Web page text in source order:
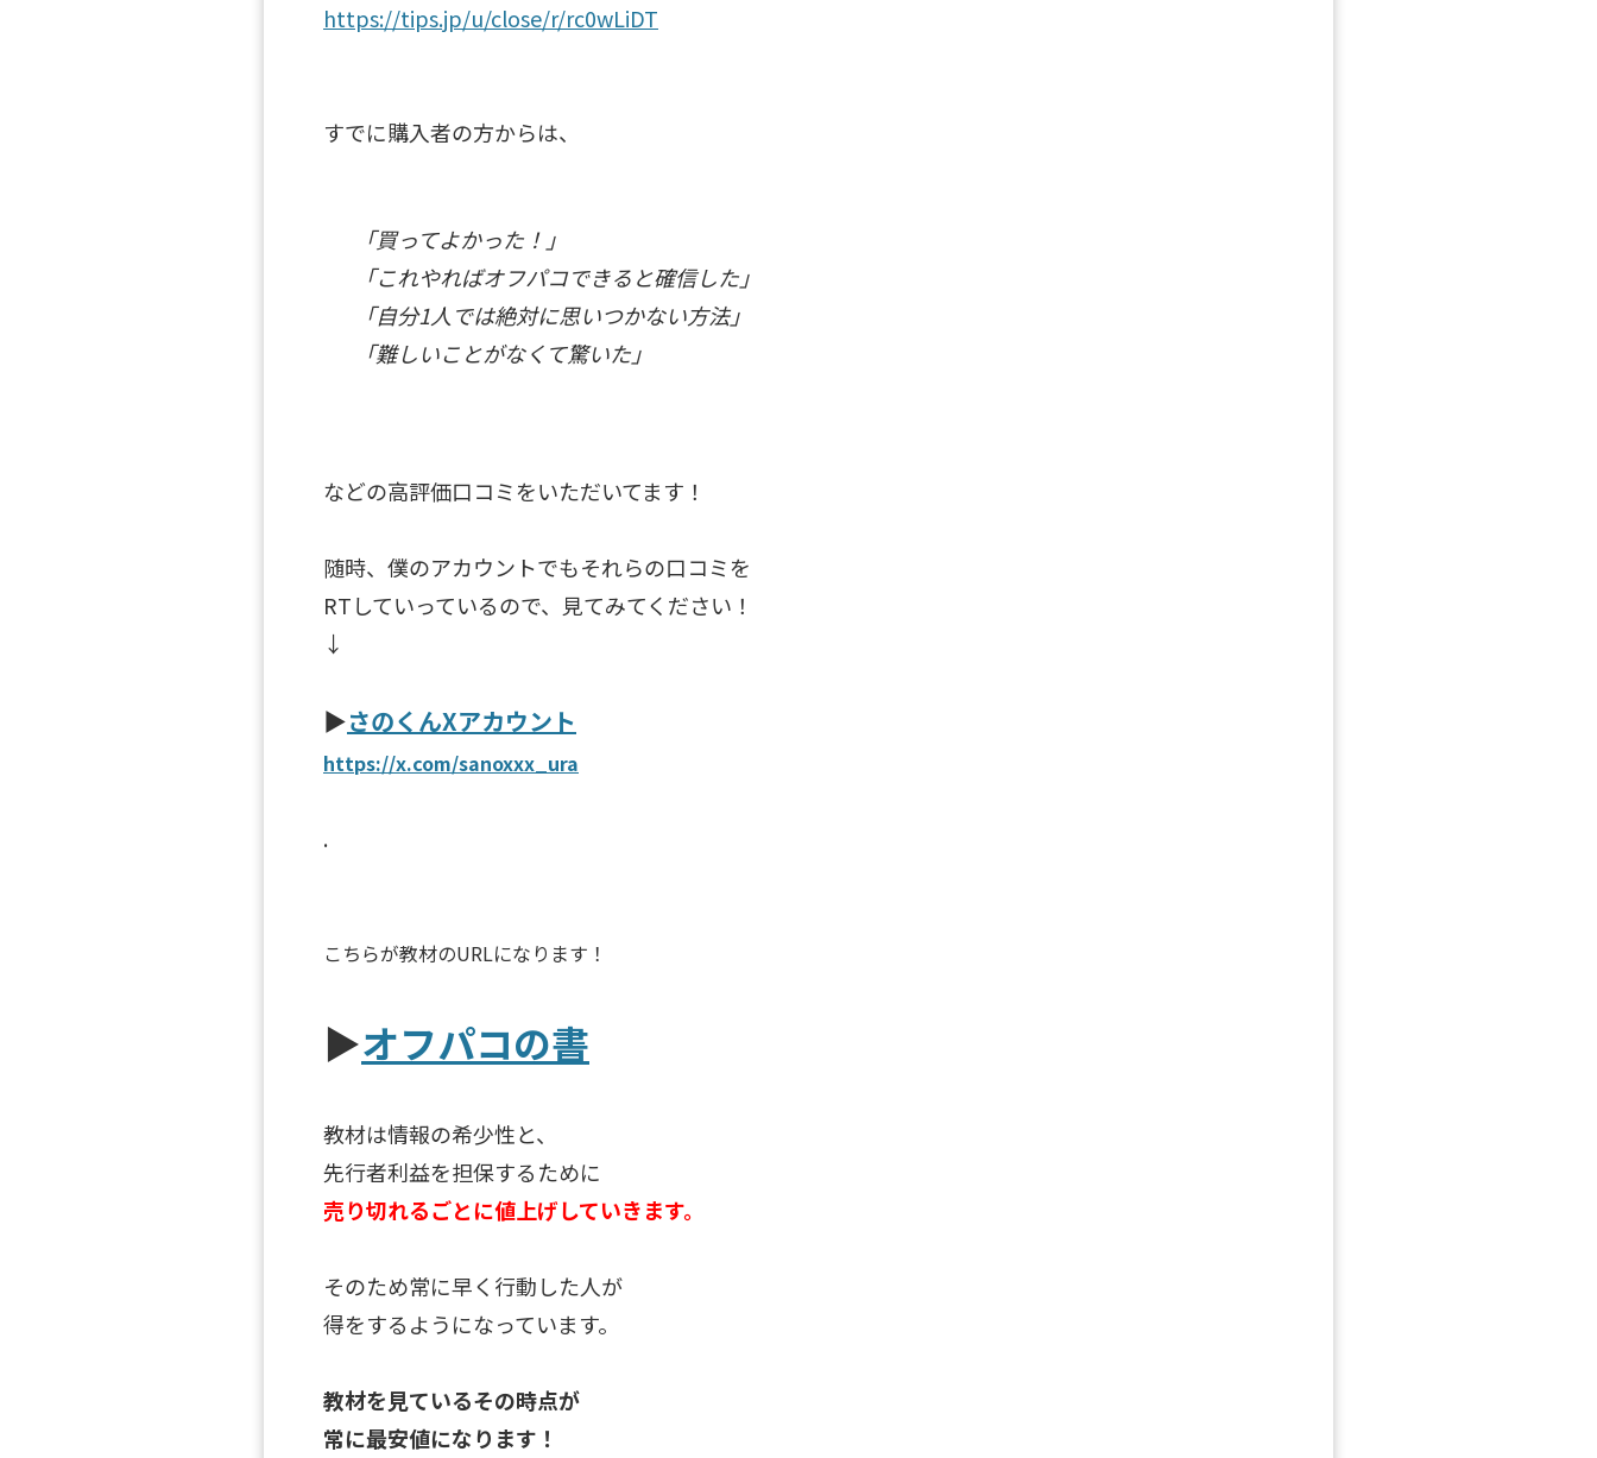
https://tips.jp/u/close/r/rc0wLiDT
すでに購入者の方からは、
「買ってよかった！」
「これやればオフパコできると確信した」
「自分1人では絶対に思いつかない方法」
「難しいことがなくて驚いた」
などの高評価口コミをいただいてます！
随時、僕のアカウントでもそれらの口コミを
RTしていっているので、見てみてください！
↓
▶︎さのくんXアカウント
https://x.com/sanoxxx_ura
.
こちらが教材のURLになります！
▶︎オフパコの書
教材は情報の希少性と、
先行者利益を担保するために
売り切れるごとに値上げしていきます。
そのため常に早く行動した人が
得をするようになっています。
教材を見ているその時点が
常に最安値になります！